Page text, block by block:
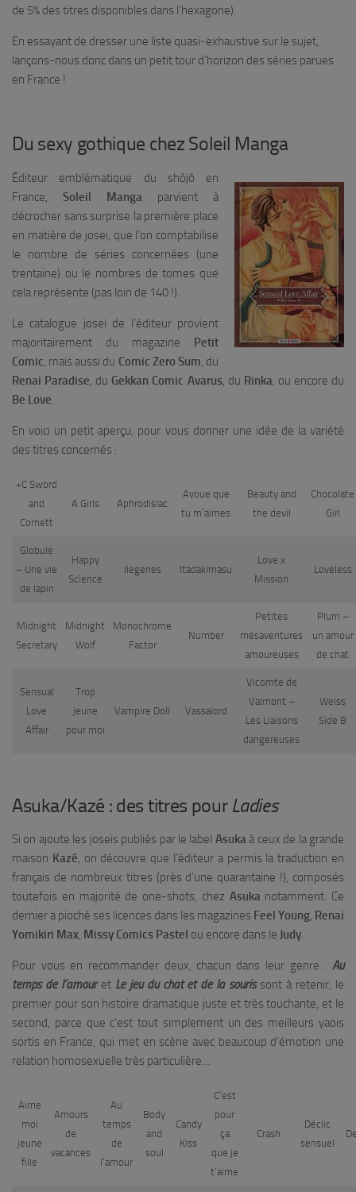
de 5% des titres disponibles dans l’hexagone).
En essayant de dresser une liste quasi-exhaustive sur le sujet,
lançons-nous donc dans un petit tour d’horizon des séries parues
en France !
Du sexy gothique chez Soleil Manga
Éditeur emblématique du shôjô en
France, Soleil Manga parvient à
décrocher sans surprise la première place
en matière de josei, que l’on comptabilise
le nombre de séries concernées (une
trentaine) ou le nombres de tomes que
cela représente (pas loin de 140 !).
Le catalogue josei de l’éditeur provient
majoritairement du magazine Petit
Comic , mais aussi du Comic Zero Sum , du
Renai Paradise , du Gekkan Comic Avarus, du Rinka , ou encore du
Be Love
En voici un petit aperçu, pour vous donner une idée de la variété
des titres concernés :
+C Sword
and
Cornett
A Girls Aphrodisiac
Avoue que
tu m’aimes
Beauty and
the devil
Chocolate
Girl
Globule
– Une vie
de lapin
Happy
Science
Ilegenes Itadakimasu
Love x
Mission
Loveless
Midnight
Secretary
Midnight
Wolf
Monochrome
Factor
Number
Petites
mésaventures
amoureuses
Plum –
un amour
de chat
Sensual
Love
Affair
Trop
jeune
pour moi
Vampire Doll Vassalord
Vicomte de
Valmont –
Les Liaisons
dangereuses
Weiss
Side B
Asuka/Kazé : des titres pour Ladies
Si on ajoute les joseis publiés par le label Asuka à ceux de la grande
maison Kazé, on découvre que l’éditeur a permis la traduction en
français de nombreux titres (près d’une quarantaine !), composés
toutefois en majorité de one-shots, chez Asuka notamment. Ce
dernier a pioché ses licences dans les magazines Feel Young, Renai
Yomikiri Max, Missy Comics Pastel ou encore dans le Judy.
Pour vous en recommander deux, chacun dans leur genre : Au
temps de l’amouret Le jeu du chat et de la souris sont à retenir, le
premier pour son histoire dramatique juste et très touchante, et le
second, parce que c’est tout simplement un des meilleurs yaois
sortis en France, qui met en scène avec beaucoup d’émotion une
relation homosexuelle très particulière…
Aime
moi
jeune
fille
Amours
de
vacances
Au
temps
de
l’amour
Body
and
soul
Candy
Kiss
C’est
pour
ça
que je
t’aime
Crash
Déclic
sensuel